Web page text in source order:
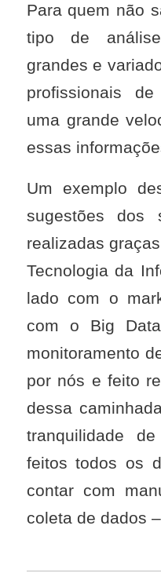
Para quem não
tipo de
grandes e
profissionais
uma grande
essas
Um exemplo
sugestões dos
realizadas
Tecnologia da
lado com o
com o Big
monitoramento
por nós e feito
dessa
tranquilidade
feitos todos os
contar com
coleta de dados